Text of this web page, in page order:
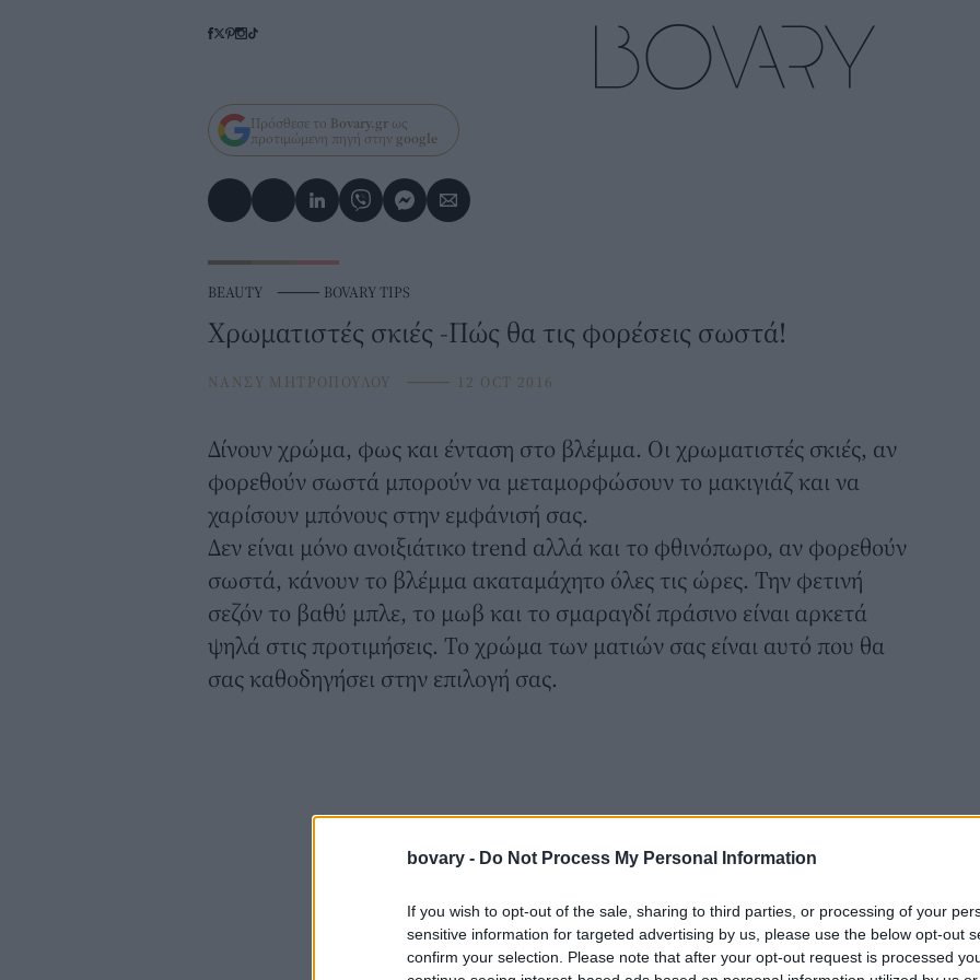
bovary - Do Not Process My Personal Information
If you wish to opt-out of the sale, sharing to third parties, or processing of your
sensitive information for targeted advertising by us, please use the below opt-out
confirm your selection. Please note that after your opt-out request is processed
Πρόσθεσε το Bovary.gr ως
προτιμώμενη πηγή στην google
BEAUTY ⸻ BOVARY TIPS
Χρωματιστές σκιές -Πώς θα τις φορέσεις σωστά!
ΝΑΝΣΥ ΜΗΤΡΟΠΟΥΛΟΥ ⸻ 12 OCT 2016
Δίνουν χρώμα, φως και ένταση στο βλέμμα. Οι χρωματιστές σκιές, αν
φορεθούν σωστά μπορούν να μεταμορφώσουν το μακιγιάζ και να
χαρίσουν μπόνους στην εμφάνισή σας.
Δεν είναι μόνο ανοιξιάτικο trend αλλά και το φθινόπωρο, αν φορεθούν
σωστά, κάνουν το βλέμμα ακαταμάχητο όλες τις ώρες. Την φετινή
σεζόν το βαθύ μπλε, το μωβ και το σμαραγδί πράσινο είναι αρκετά
ψηλά στις προτιμήσεις. Το χρώμα των ματιών σας είναι αυτό που θα
σας καθοδηγήσει στην επιλογή σας.